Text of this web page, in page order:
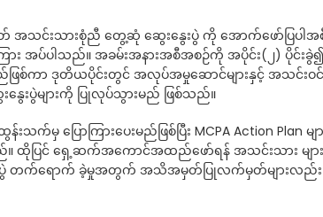
အသင်းသားစုံညီ တွေ့ဆုံ ဆွေးနွေးပွဲ ကို အောက်ဖော်ပြပါ
ြား အပ်ပါသည်။ အခမ်းအနားအစီအစဉ်ကို အပိုင်း(၂) ပိုင်းခွဲ
ဖြစ်ကာ ဒုတိယပိုင်းတွင် အလုပ်အမှုဆောင်များနှင့် အသင်းဝင်
ေးပွဲများကို ပြုလုပ်သွားမည် ဖြစ်သည်။
မှ ပြောကြားပေးမည်ဖြစ်ပြီး MCPA Action Plan မ
ထိုပြင် ရှေ့ဆက်အကောင်အထည်ဖော်ရန် အသင်းသား မျာ
နွေးပွဲ တက်ရောက် ခဲ့မှုအတွက် အသိအမှတ်ပြုလက်မှတ်များလည်